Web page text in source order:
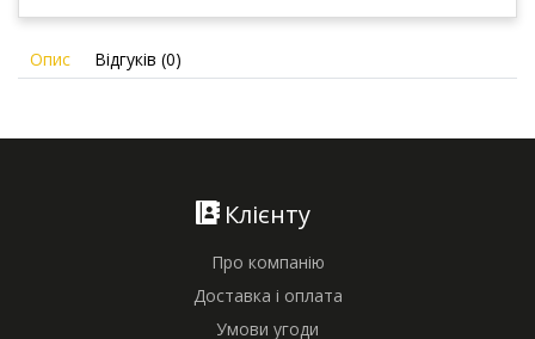
Опис Відгуків (0)
Клієнту
Про компанію
Доставка і оплата
Умови угоди